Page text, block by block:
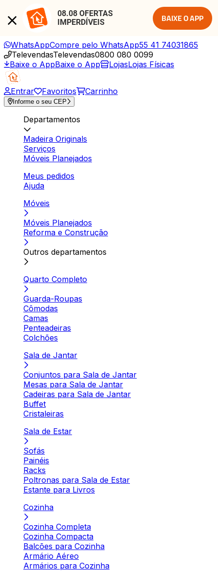
08.08 OFERTAS
IMPERDÍVEIS
BAIXE O APP
WhatsAppCompre pelo WhatsApp55 41 74031865
TelevendasTelevendas0800 080 0099
Baixe o AppBaixe o App LojasLojas Físicas
Entrar Favoritos Carrinho
Informe o seu CEP
Departamentos
Madeira Originals
Serviços
Móveis Planejados
Meus pedidos
Ajuda
Móveis
Móveis Planejados
Reforma e Construção
Outros departamentos
Quarto Completo
Guarda-Roupas
Cômodas
Camas
Penteadeiras
Colchões
Sala de Jantar
Conjuntos para Sala de Jantar
Mesas para Sala de Jantar
Cadeiras para Sala de Jantar
Buffet
Cristaleiras
Sala de Estar
Sofás
Painéis
Racks
Poltronas para Sala de Estar
Estante para Livros
Cozinha
Cozinha Completa
Cozinha Compacta
Balcões para Cozinha
Armário Aéreo
Armários para Cozinha